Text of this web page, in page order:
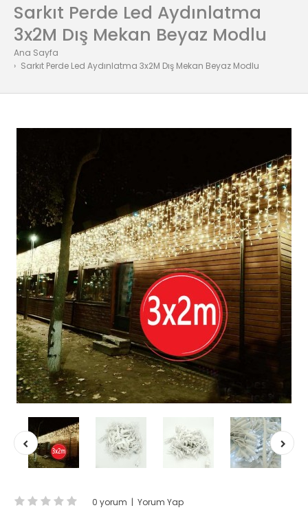
Sarkıt Perde Led Aydınlatma
3x2M Dış Mekan Beyaz Modlu
Ana Sayfa
Sarkıt Perde Led Aydınlatma 3x2M Dış Mekan Beyaz Modlu
0 yorum | Yorum Yap